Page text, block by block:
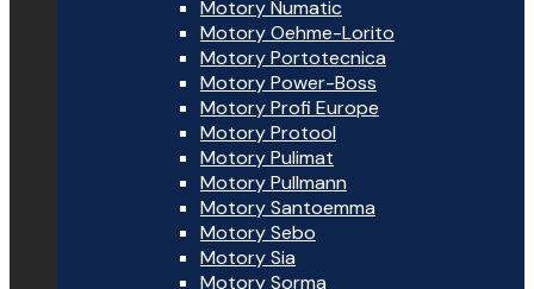
Motory Numatic
Motory Oehme-Lorito
Motory Portotecnica
Motory Power-Boss
Motory Profi Europe
Motory Protool
Motory Pulimat
Motory Pullmann
Motory Santoemma
Motory Sebo
Motory Sia
Motory Sorma